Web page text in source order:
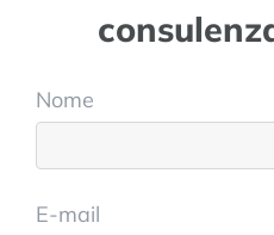
Nome
E-mail